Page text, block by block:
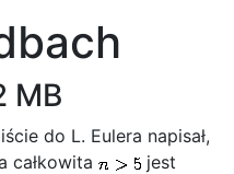
MB
do L. Eulera napisał,
całkowita
jest